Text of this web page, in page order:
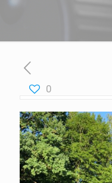
0